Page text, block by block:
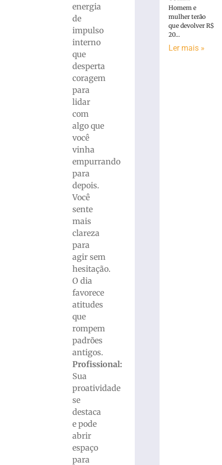
energia
de
impulso
interno
que
desperta
coragem
para
lidar
com
algo que
você
vinha
empurrando
para
depois.
Você
sente
mais
clareza
para
agir sem
hesitação.
O dia
favorece
atitudes
que
rompem
padrões
antigos.
Profissional:
Sua
proatividade
se
destaca
e pode
abrir
espaço
para
Homem e
mulher terão
que devolver R$
20...
Ler mais »